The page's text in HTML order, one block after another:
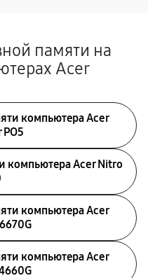
памяти на
Acer
компьютера Acer
компьютера Acer Nitro
компьютера Acer
компьютера Acer